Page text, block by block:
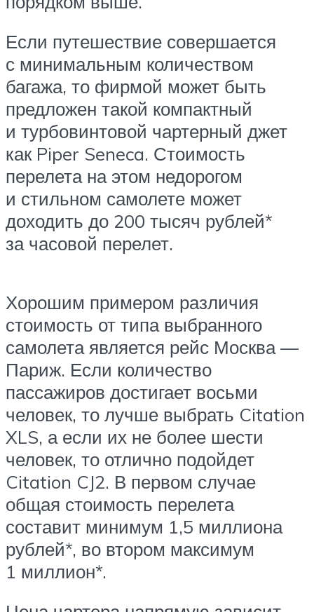
Если путешествие совершается
с минимальным количеством
багажа, то фирмой может быть
предложен такой компактный
и турбовинтовой чартерный джет
как Piper Seneca. Стоимость
перелета на этом недорогом
и стильном самолете может
доходить до 200 тысяч рублей*
за часовой перелет.
Хорошим примером различия
стоимость от типа выбранного
самолета является рейс Москва —
Париж. Если количество
пассажиров достигает восьми
человек, то лучше выбрать Citation
XLS, а если их не более шести
человек, то отлично подойдет
Citation CJ2. В первом случае
общая стоимость перелета
составит минимум 1,5 миллиона
рублей*, во втором максимум
1 миллион*.